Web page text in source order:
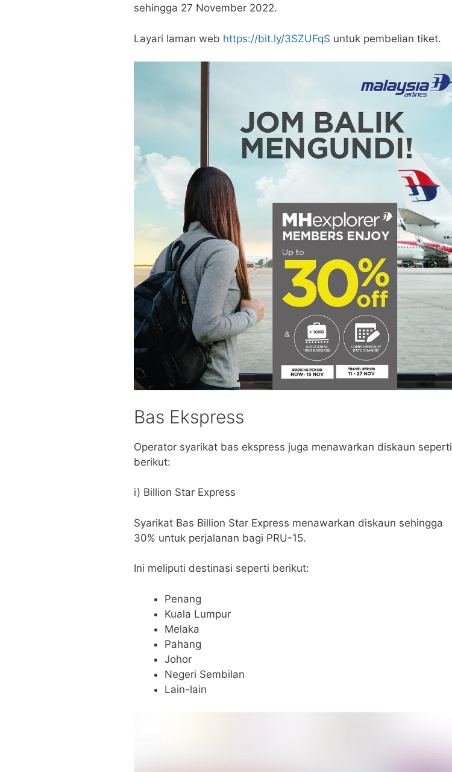
sehingga 27 November 2022.
Layari laman web https://bit.ly/3SZUFqS untuk pembelian tiket.
Bas Ekspress
Operator syarikat bas ekspress juga menawarkan diskaun seperti
berikut:
i) Billion Star Express
Syarikat Bas Billion Star Express menawarkan diskaun sehingga
30% untuk perjalanan bagi PRU-15.
Ini meliputi destinasi seperti berikut:
Penang
Kuala Lumpur
Melaka
Pahang
Johor
Negeri Sembilan
Lain-lain